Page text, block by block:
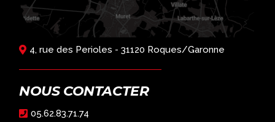
4, rue des Perioles - 31120 Roques/Garonne
NOUS CONTACTER
05.62.83.71.74